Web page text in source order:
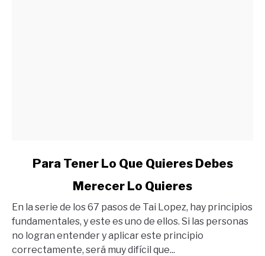
Tener
Lo
Que
Quieres
Para Tener Lo Que Quieres Debes
Merecer Lo Quieres
En la serie de los 67 pasos de Tai Lopez, hay principios
fundamentales, y este es uno de ellos. Si las personas
no logran entender y aplicar este principio
correctamente, será muy difícil que...